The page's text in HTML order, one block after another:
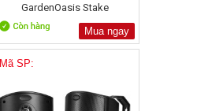
GardenOasis Stake
Mua ngay
Mã SP: